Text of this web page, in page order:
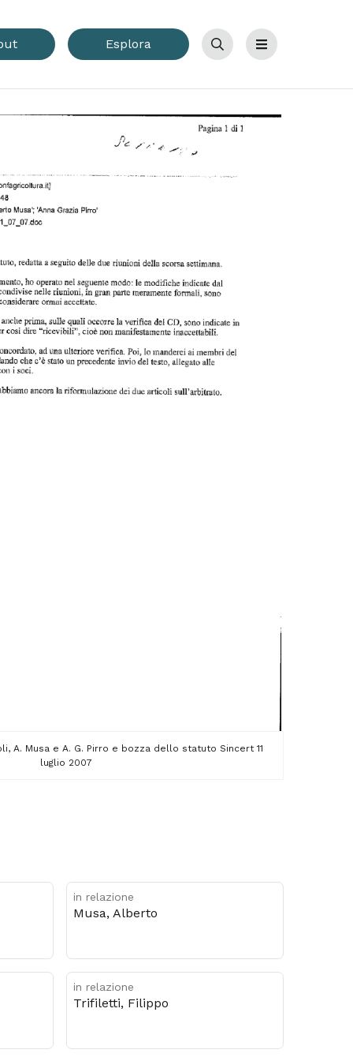
Esplora
Cerca Menu
A. Musa e A. G. Pirro e bozza dello statuto Sincert 11
luglio 2007
in relazione
Musa, Alberto
in relazione
Trifiletti, Filippo